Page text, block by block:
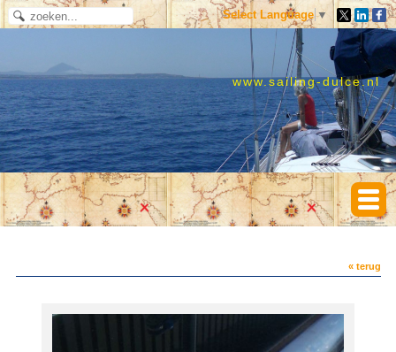
Select Language ▼
www.sailing-dulce.nl
« terug